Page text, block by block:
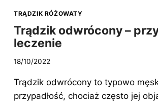
TRĄDZIK RÓŻOWATY
Trądzik odwrócony –
leczenie
18/10/2022
Trądzik odwrócony to typowo
przypadłość, chociaż często jej